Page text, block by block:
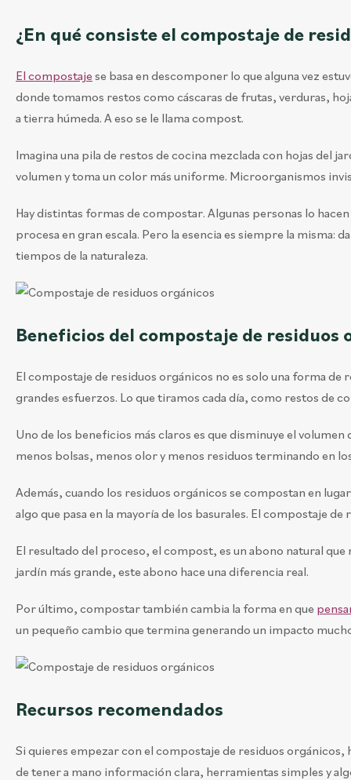
¿En qué consiste el compostaje de
El compostajese basa en descomponer lo que alguna vez
donde tomamos restos como cáscaras de frutas, verduras,
a tierra húmeda. A eso se le llama compost.
Imagina una pila de restos de cocina mezclada con hojas del
volumen y toma un color más uniforme. Microorganismos
Hay distintas formas de compostar. Algunas personas lo
procesa en gran escala. Pero la esencia es siempre la misma:
tiempos de la naturaleza.
Beneficios del compostaje de residuos
El compostaje de residuos orgánicos no es solo una forma
grandes esfuerzos. Lo que tiramos cada día, como restos de
Uno de los beneficios más claros es que disminuye el
menos bolsas, menos olor y menos residuos terminando en
Además, cuando los residuos orgánicos se compostan en
algo que pasa en la mayoría de los basurales. El compostaje
El resultado del proceso, el compost, es un abono natural que
jardín más grande, este abono hace una diferencia real.
Por último, compostar también cambia la forma en que
un pequeño cambio que termina generando un impacto
Recursos recomendados
Si quieres empezar con el compostaje de residuos
de tener a mano información clara, herramientas simples y